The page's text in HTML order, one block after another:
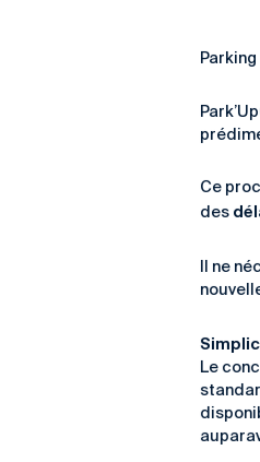
Ce
des
Il ne
Le